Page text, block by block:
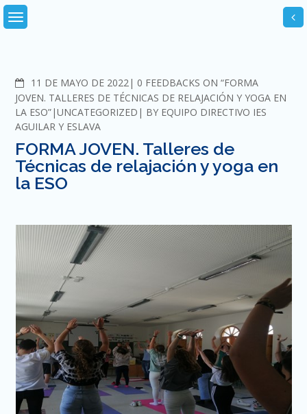
Skip
to
11 DE MAYO DE 2022 COMMENTS
0 FEEDBACKS ON “FORMA
JOVEN. TALLERES DE TÉCNICAS DE RELAJACIÓN Y YOGA EN
LA ESO” UNCATEGORIZED BY EQUIPO DIRECTIVO IES
AGUILAR Y ESLAVA
FORMA JOVEN. Talleres de
Técnicas de relajación y yoga en
la ESO